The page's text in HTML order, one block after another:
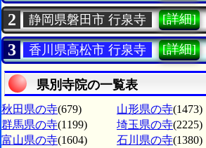
2 静岡県磐田市 行泉寺 [詳細]
3 香川県高松市 行泉寺 [詳細]
県別寺院の一覧表
秋田県の寺(679) 山形県の寺(1473)
群馬県の寺(1199) 埼玉県の寺(2225)
富山県の寺(1604) 石川県の寺(1380)